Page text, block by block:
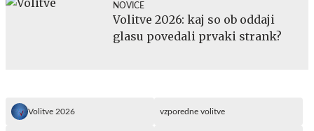
NOVICE
Volitve 2026: kaj so ob oddaji
glasu povedali prvaki strank?
Volitve 2026 vzporedne volitve